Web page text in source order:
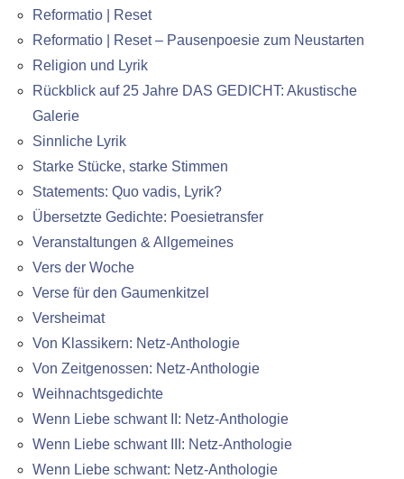
Reformatio | Reset
Reformatio | Reset – Pausenpoesie zum Neustarten
Religion und Lyrik
Rückblick auf 25 Jahre DAS GEDICHT: Akustische
Galerie
Sinnliche Lyrik
Starke Stücke, starke Stimmen
Statements: Quo vadis, Lyrik?
Übersetzte Gedichte: Poesietransfer
Veranstaltungen & Allgemeines
Vers der Woche
Verse für den Gaumenkitzel
Versheimat
Von Klassikern: Netz-Anthologie
Von Zeitgenossen: Netz-Anthologie
Weihnachtsgedichte
Wenn Liebe schwant II: Netz-Anthologie
Wenn Liebe schwant III: Netz-Anthologie
Wenn Liebe schwant: Netz-Anthologie